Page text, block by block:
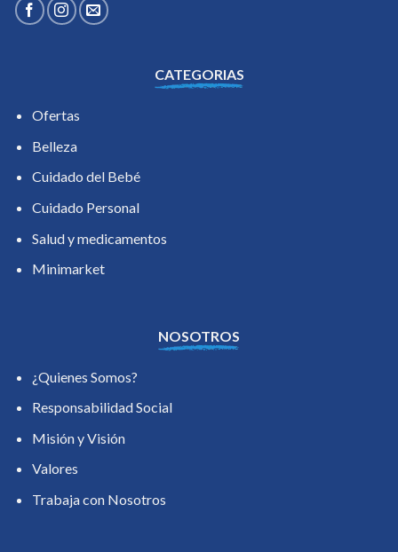
CATEGORIAS
Ofertas
Belleza
Cuidado del Bebé
Cuidado Personal
Salud y medicamentos
Minimarket
NOSOTROS
¿Quienes Somos?
Responsabilidad Social
Misión y Visión
Valores
Trabaja con Nosotros